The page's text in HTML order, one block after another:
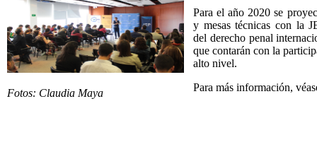
Fotos: Claudia Maya
Para el año 2020 se
y mesas técnicas con la
del derecho penal
que contarán con la
alto nivel.
Para más información,